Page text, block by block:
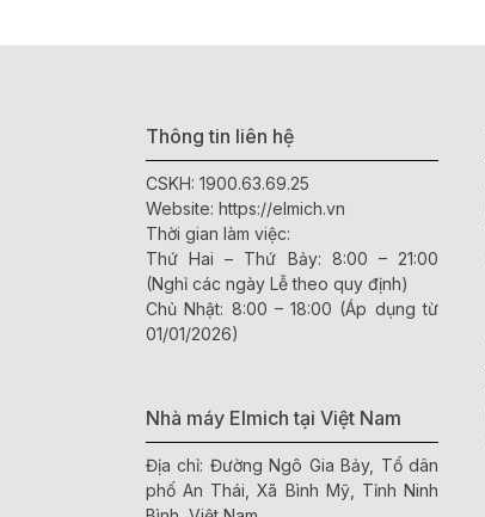
Thông tin liên hệ
CSKH: 1900.63.69.25
Website: https://elmich.vn
Thời gian làm việc:
Thứ Hai – Thứ Bảy: 8:00 – 21:00
(Nghỉ các ngày Lễ theo quy định)
Chủ Nhật: 8:00 – 18:00 (Áp dụng từ
01/01/2026)
Nhà máy Elmich tại Việt Nam
Địa chỉ: Đường Ngô Gia Bảy, Tổ dân
phố An Thái, Xã Bình Mỹ, Tỉnh Ninh